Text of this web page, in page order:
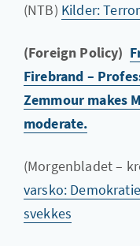
(NTB) Kilder:
(Foreign Policy)
Firebrand –
Zemmour makes
moderate.
(Morgenbladet –
varsko:
svekkes